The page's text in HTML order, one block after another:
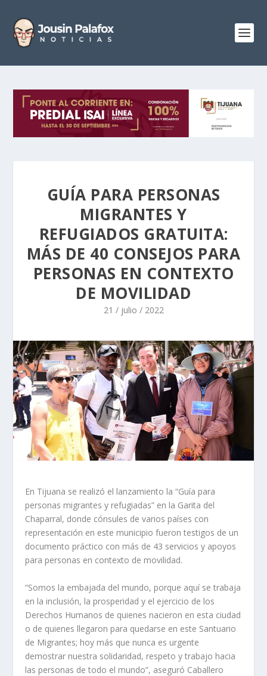
GUÍA PARA PERSONAS
MIGRANTES Y
REFUGIADOS GRATUITA:
MÁS DE 40 CONSEJOS PARA
PERSONAS EN CONTEXTO
DE MOVILIDAD
21 / julio / 2022
En Tijuana se realizó el lanzamiento la “Guía para
personas migrantes y refugiadas” en la Garita del
Chaparral, donde cónsules de varios países con
representación en este municipio fueron testigos de un
documento práctico con más de 43 servicios y apoyos
para personas en contexto de movilidad.
“Somos la embajada del mundo, porque aquí se trabaja
en la inclusión, la prosperidad y el ejercicio de los
Derechos Humanos de quienes nacieron en esta ciudad
o de quienes llegaron para quedarse en este Santuario
de Migrantes; hoy más que nunca es urgente
demostrar nuestra solidaridad, respeto y trabajo hacia
las personas de todo el mundo”, aseguró Caballero